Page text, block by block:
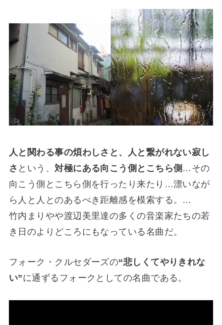
人と関わる事の煩わしさと、人と繋がれない寂し
さ という、対極にある向こう側とこちら側 …その
向こう側とこちら側を行ったり来たり…漂いなが
ら人と人とのあるべき距離感を模索する。…
竹内まりやや渡辺美里達の多くの音楽家たちの若
き日のよりどころにもなっている名曲だ。
フォーク・クルセダーズの“悲しくてやりきれな
い”に通ずるフォークとしての名曲である。